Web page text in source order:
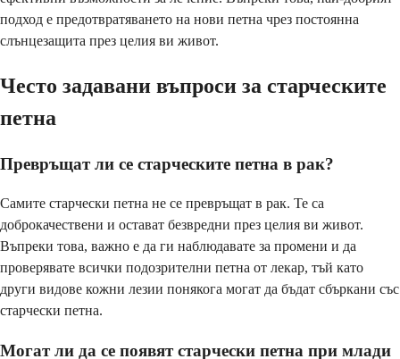
подход е предотвратяването на нови петна чрез постоянна
слънцезащита през целия ви живот.
Често задавани въпроси за старческите
петна
Превръщат ли се старческите петна в рак?
Самите старчески петна не се превръщат в рак. Те са
доброкачествени и остават безвредни през целия ви живот.
Въпреки това, важно е да ги наблюдавате за промени и да
проверявате всички подозрителни петна от лекар, тъй като
други видове кожни лезии понякога могат да бъдат сбъркани със
старчески петна.
Могат ли да се появят старчески петна при млади